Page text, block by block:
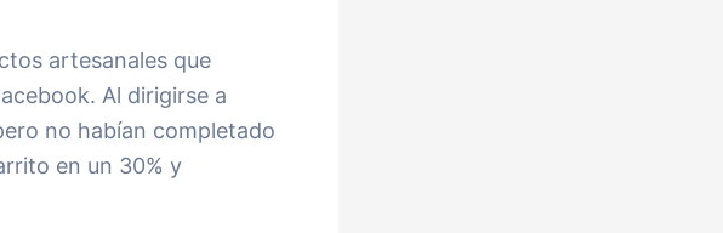
artesanales que
Al dirigirse a
no habían completado
en un 30% y